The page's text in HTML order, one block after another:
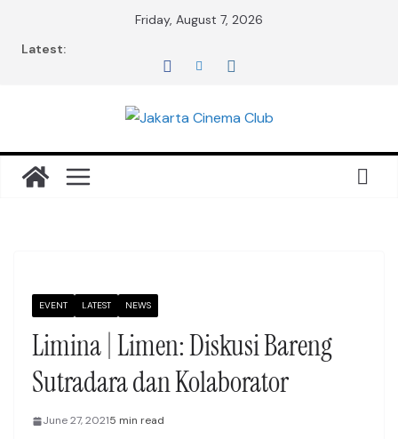
Friday, August 7, 2026
Latest:
EVENT LATEST NEWS
Limina | Limen: Diskusi Bareng
Sutradara dan Kolaborator
June 27, 20215 min read